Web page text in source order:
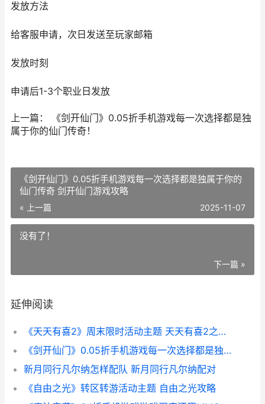
发放方法
给客服申请，次日发送至玩家邮箱
发放时刻
申请后1-3个职业日发放
上一篇： 《剑开仙门》0.05折手机游戏每一次选择都是独
属于你的仙门传奇！
《剑开仙门》0.05折手机游戏每一次选择都是独属于你的
仙门传奇 剑开仙门游戏攻略
« 上一篇 2025-11-07
没有了！
下一篇 »
延伸阅读
《天天有喜2》周末限时活动主题 天天有喜2之人间有爱电视剧
《剑开仙门》0.05折手机游戏每一次选择都是独属于你的仙门传奇 剑开仙门游戏攻略
新月同行凡尔纳怎样配队 新月同行凡尔纳配对
《自由之光》转区转游活动主题 自由之光攻略